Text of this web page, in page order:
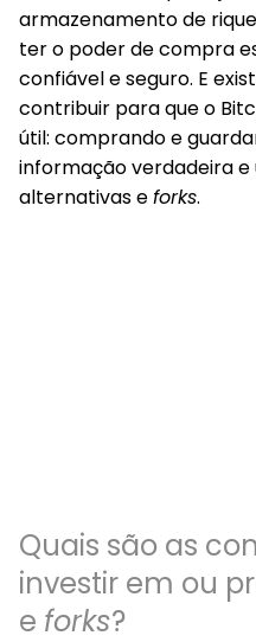
armazenamento de
ter o poder de compra
confiável e seguro. E
contribuir para que o
útil: comprando e
informação verdadeira
alternativas eforks.
Quais são as
investir em ou
e forks?